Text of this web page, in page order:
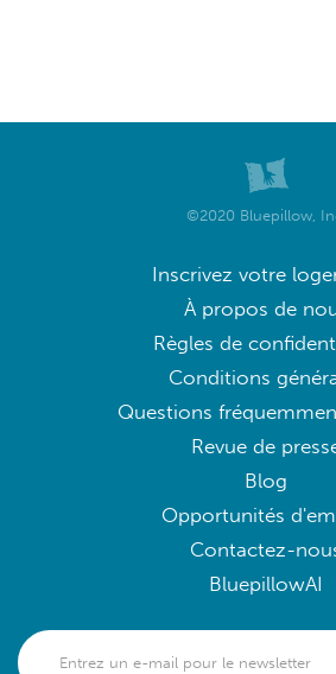
©2020 Bluepillow,
Inscrivez votre
À propos de
Règles de
Conditions
Questions
Revue de
Blog
Opportunités
Contactez-
BluepillowAI